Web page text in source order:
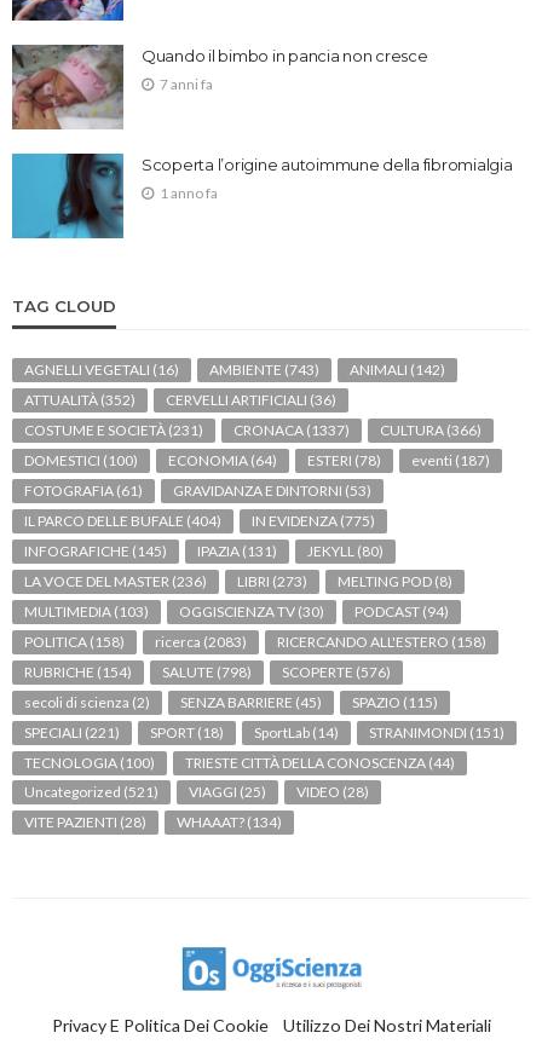
Quando il bimbo in pancia non cresce
7 anni fa
Scoperta l’origine autoimmune della fibromialgia
1 anno fa
TAG CLOUD
AGNELLI VEGETALI (16) AMBIENTE (743) ANIMALI (142)
ATTUALITÀ (352) CERVELLI ARTIFICIALI (36)
COSTUME E SOCIETÀ (231) CRONACA (1337) CULTURA (366)
DOMESTICI (100) ECONOMIA (64) ESTERI (78) eventi (187)
FOTOGRAFIA (61) GRAVIDANZA E DINTORNI (53)
IL PARCO DELLE BUFALE (404) IN EVIDENZA (775)
INFOGRAFICHE (145) IPAZIA (131) JEKYLL (80)
LA VOCE DEL MASTER (236) LIBRI (273) MELTING POD (8)
MULTIMEDIA (103) OGGISCIENZA TV (30) PODCAST (94)
POLITICA (158) ricerca (2083) RICERCANDO ALL'ESTERO (158)
RUBRICHE (154) SALUTE (798) SCOPERTE (576)
secoli di scienza (2) SENZA BARRIERE (45) SPAZIO (115)
SPECIALI (221) SPORT (18) SportLab (14) STRANIMONDI (151)
TECNOLOGIA (100) TRIESTE CITTÀ DELLA CONOSCENZA (44)
Uncategorized (521) VIAGGI (25) VIDEO (28)
VITE PAZIENTI (28) WHAAAT? (134)
Privacy E Politica Dei Cookie Utilizzo Dei Nostri Materiali